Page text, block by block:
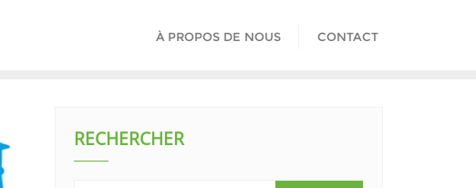
À PROPOS DE NOUS CONTACT
RECHERCHER